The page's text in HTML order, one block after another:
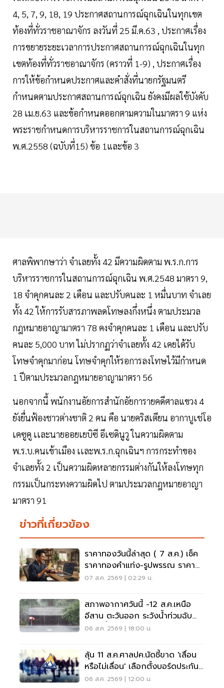
4, 5, 7, 9, 18, 19 ประกาศสถานการณ์ฉุกเฉินในทุกเขต
ท้องที่ทั่วราชอาณาจักร ลงวันที่ 25 มี.ค.63 , ประกาศเรื่อง
การขยายระยะเวลาการประกาศสถานการณ์ฉุกเฉินในทุก
เขตท้องที่ทั่วราชอาณาจักร (คราวที่ 1-9) , ประกาศเรื่อง
การให้ข้อกำหนดประกาศและคำสั่งที่นายกรัฐมนตรี
กำหนดตามประกาศสถานการณ์ฉุกเฉิน ยังคงมีผลใช้บังคับ
28 เม.ย.63 และข้อกำหนดออกตามความในมาตรา 9 แห่ง
พระราชกำหนดการบริหารราชการในสถานการณ์ฉุกเฉิน
พ.ศ.2558 (ฉบับที่15) ข้อ 1และข้อ 3
ศาลพิพากษาว่า จำเลยทั้ง 42 มีความผิดตาม พ.ร.ก.การ
บริหารราชการในสถานการณ์ฉุกเฉิน พ.ศ.2548 มาตรา 9,
18 จำคุกคนละ 2 เดือน และปรับคนละ 1 หมื่นบาท จำเลย
ทั้ง 42 ให้การรับสารภาพลดโทษลงกึ่งหนึ่ง ตามประมวล
กฎหมายอาญามาตรา 78 คงจำคุกคนละ 1 เดือน และปรับ
คนละ 5,000 บาท ไม่ปรากฏว่าจำเลยทั้ง 42 เคยได้รับ
โทษจำคุกมาก่อน โทษจำคุกให้รอการลงโทษไว้มีกำหนด
1 ปีตามประมวลกฎหมายอาญามาตรา 56
นอกจากนี้ พนักงานอัยการสำนักอัยการายคดีศาลแขวง 4
ยังยื่นฟ้องชาวต่างชาติ 2 คน คือ นายคริสเตียน อากาบูเช่โอ
เคซูคู เเละนายออยเยบิซี อีเซดินูวู ในความผิดตาม
พ.ร.บ.คนเข้าเมือง เเละพ.ร.ก.ฉุกเฉินฯ การกระทำของ
จำเลยทั้ง 2 เป็นความผิดหลายกรรมต่างกันให้ลงโทษทุก
กรรมเป็นกระทงความผิดไป ตามประมวลกฎหมายอาญา
มาตรา 91
ข่าวที่เกี่ยวข้อง
ราคาทองวันนี้ล่าสุด ( 7 ส.ค.) เช็ค
ราคาทองคำแท่ง-รูปพรรณ ราคา
ขาย - รับซื้อ กี่บาท
07 ส.ค. 2569 | 02:29 น.
สภาพอากาศวันนี้ -12 ส.ค.เหนือ
อีสาน ตะวันออก ระวังน้ำท่วมฉับ
พลัน น้ำป่าไหลหลาก
06 ส.ค. 2569 | 18:00 น.
ลุ้น 11 ส.ค.ศาลปค.นัดชี้ขาด 'เลื่อน
หรือไม่เลื่อน' เลือกตั้งบอร์ดประกัน
สังคม
06 ส.ค. 2569 | 12:00 น.